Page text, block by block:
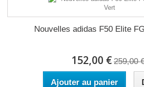
Nouvelles adidas F50 Elite
152,00 € 259,00
Ajouter au panier